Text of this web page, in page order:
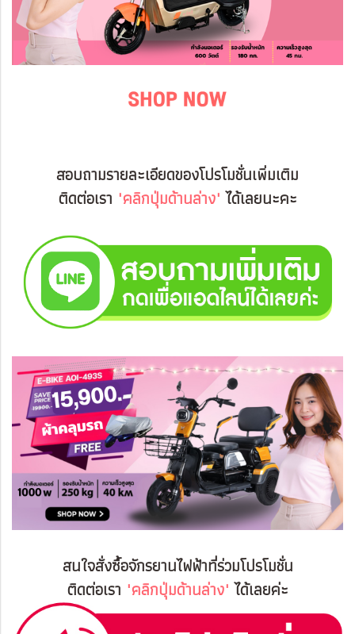
สอบถามรายละเอียดของโปรโมชั่นเพิ่มเติม
ติดต่อเรา "คลิกปุ่มด้านล่าง" ได้เลยนะคะ
สนใจสั่งซื้อจักรยานไฟฟ้าที่ร่วมโปรโมชั่น
ติดต่อเรา "คลิกปุ่มด้านล่าง" ได้เลยค่ะ